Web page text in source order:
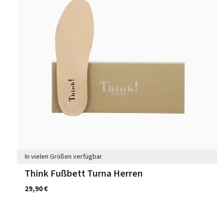
In vielen Größen verfügbar
Think Fußbett Turna Herren
29,90 €